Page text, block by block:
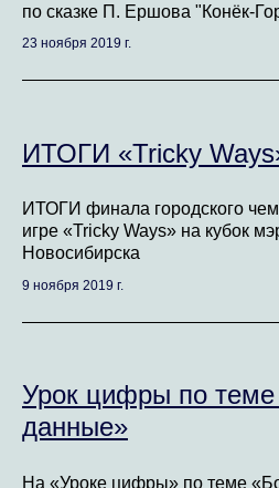
по сказке П. Ершова "Конёк-
23 ноября 2019 г.
ИТОГИ «Tricky
ИТОГИ финала городского
игре «Tricky Ways» на кубок
Новосибирска
9 ноября 2019 г.
Урок цифры по
данные»
На «Уроке цифры» по теме